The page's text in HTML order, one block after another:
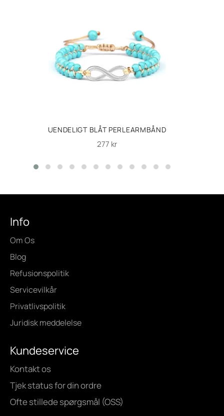
UENDELIGT BLÅT PERLEARMBÅND
Normalpris
277 kr
Info
Om Os
Blog
Refusionspolitik
Servicevilkår
Privatlivspolitik
Juridisk meddelelse
Kundeservice
Kontakt os
Tjek status for din ordre
Ofte stillede spørgsmål (OSS)